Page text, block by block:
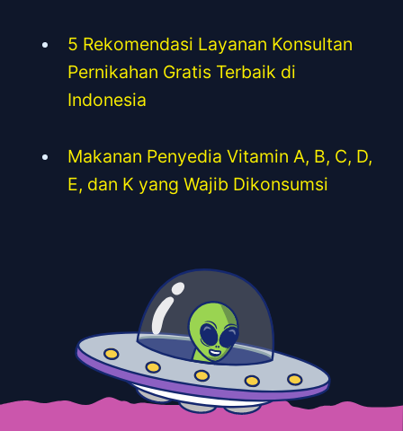
5 Rekomendasi Layanan Konsultan
Pernikahan Gratis Terbaik di
Indonesia
Makanan Penyedia Vitamin A, B, C, D,
E, dan K yang Wajib Dikonsumsi